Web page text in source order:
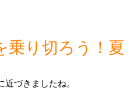
乗り切ろう！夏
近づきましたね。